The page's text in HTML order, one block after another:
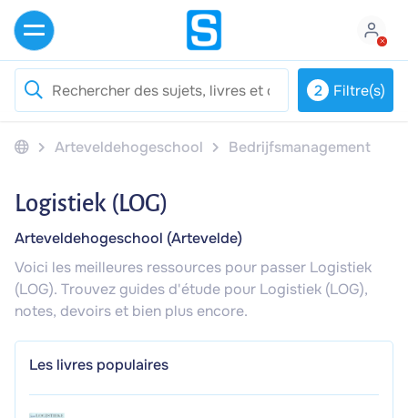
Arteveldehogeschool Bedrijfsmanagement
2 Filtre(s)
Logistiek (LOG)
Arteveldehogeschool (Artevelde)
Voici les meilleures ressources pour passer Logistiek
(LOG). Trouvez guides d'étude pour Logistiek (LOG),
notes, devoirs et bien plus encore.
Les livres populaires